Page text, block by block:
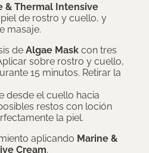
& Thermal Intensive
de rostro y cuello, y
masaje.
deAlgae Maskcon tres
sobre rostro y cuello,
15 minutos. Retirar la
desde el cuello hacia
restos con loción
la piel.
aplicando Marine &
Cream.